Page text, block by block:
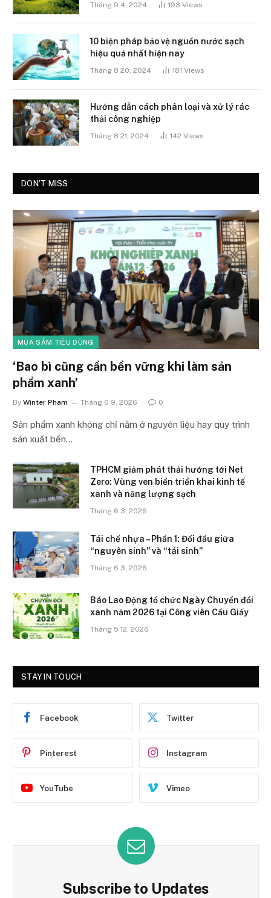
Tháng 9 4, 2024 193 Views
10 biện pháp bảo vệ nguồn nước sạch
hiệu quả nhất hiện nay
Tháng 8 20, 2024 181 Views
Hướng dẫn cách phân loại và xử lý rác
thải công nghiệp
Tháng 8 21, 2024 142 Views
DON'T MISS
MUA SẮM TIÊU DÙNG
‘Bao bì cũng cần bền vững khi làm sản
phẩm xanh’
By Winter Pham Tháng 6 9, 2026 0
Sản phẩm xanh không chỉ nằm ở nguyên liệu hay quy trình
sản xuất bền…
TPHCM giảm phát thải hướng tới Net
Zero: Vùng ven biển triển khai kinh tế
xanh và năng lượng sạch
Tháng 6 3, 2026
Tái chế nhựa – Phần 1: Đối đầu giữa
“nguyên sinh” và “tái sinh”
Tháng 6 3, 2026
Báo Lao Động tổ chức Ngày Chuyển đổi
xanh năm 2026 tại Công viên Cầu Giấy
Tháng 5 12, 2026
STAY IN TOUCH
Facebook Twitter
Pinterest Instagram
YouTube Vimeo
Subscribe to Updates